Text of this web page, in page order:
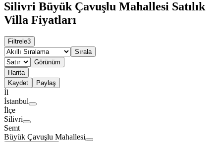
Silivri Büyük Çavuşlu Mahallesi Satılık
Villa Fiyatları
Filtrele3
Sırala
Görünüm
Harita
Kaydet
Paylaş
İl
İstanbul
İlçe
Silivri
Semt
Büyük Çavuşlu Mahallesi